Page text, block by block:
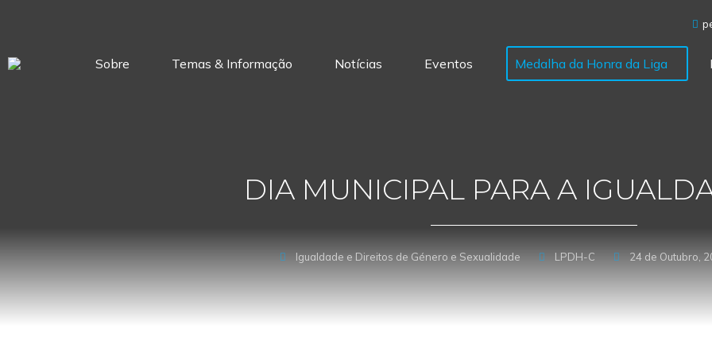
Sobre Temas & Informação Notícias Eventos Medalha da Honra da Liga
DIA MUNICIPAL PARA A
Igualdade e Direitos de Género e Sexualidade LPDH-C 24 de Outubro,